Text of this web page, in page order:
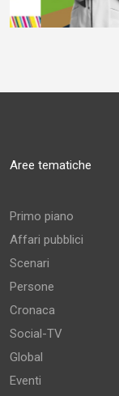
Aree tematiche
Primo piano
Affari pubblici
Scenari
Persone
Cronaca
Social-TV
Global
Eventi